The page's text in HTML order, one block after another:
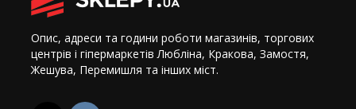
Опис, адреси та години роботи магазинів, торгових
центрів і гіпермаркетів Любліна, Кракова, Замостя,
Жешува, Перемишля та інших міст.